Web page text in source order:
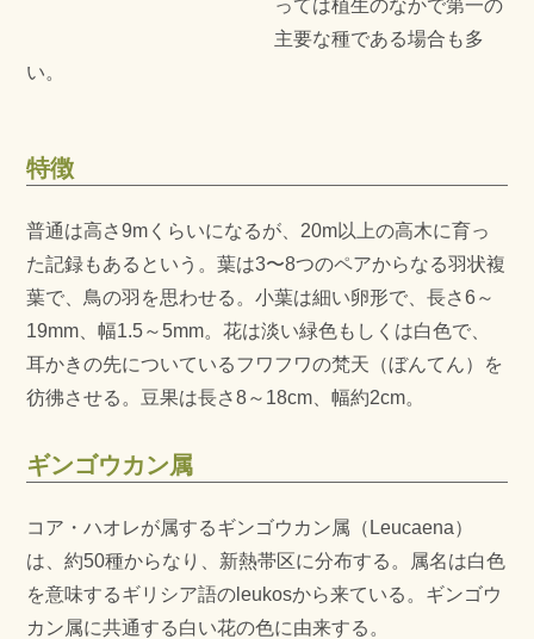
っては植生のなかで第一の
主要な種である場合も多
い。
特徴
普通は高さ9mくらいになるが、20m以上の高木に育っ
た記録もあるという。葉は3〜8つのペアからなる羽状複
葉で、鳥の羽を思わせる。小葉は細い卵形で、長さ6～
19mm、幅1.5～5mm。花は淡い緑色もしくは白色で、
耳かきの先についているフワフワの梵天（ぼんてん）を
彷彿させる。豆果は長さ8～18cm、幅約2cm。
ギンゴウカン属
コア・ハオレが属するギンゴウカン属（Leucaena）
は、約50種からなり、新熱帯区に分布する。属名は白色
を意味するギリシア語のleukosから来ている。ギンゴウ
カン属に共通する白い花の色に由来する。